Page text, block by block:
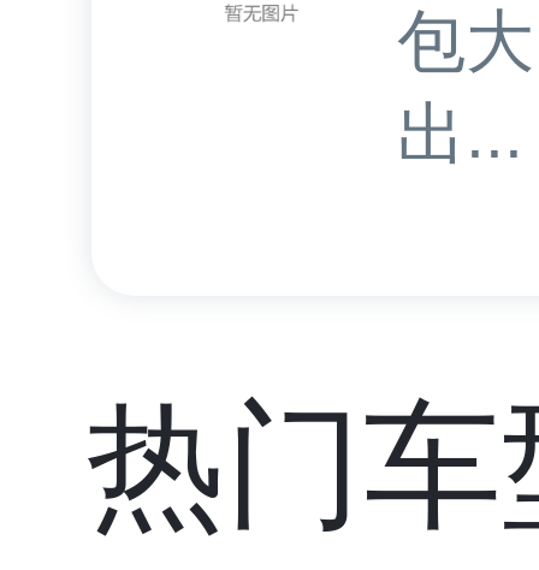
包
出...
热门车